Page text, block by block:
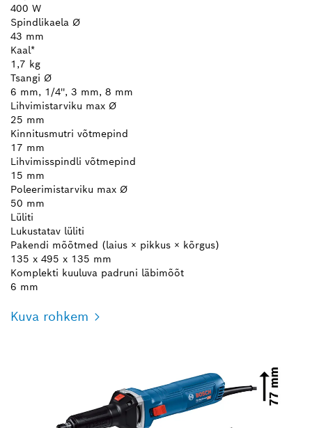
400 W
Spindlikaela Ø
43 mm
Kaal*
1,7 kg
Tsangi Ø
6 mm, 1/4'', 3 mm, 8 mm
Lihvimistarviku max Ø
25 mm
Kinnitusmutri võtmepind
17 mm
Lihvimisspindli võtmepind
15 mm
Poleerimistarviku max Ø
50 mm
Lüliti
Lukustatav lüliti
Pakendi mõõtmed (laius × pikkus × kõrgus)
135 x 495 x 135 mm
Komplekti kuuluva padruni läbimõõt
6 mm
Kuva rohkem